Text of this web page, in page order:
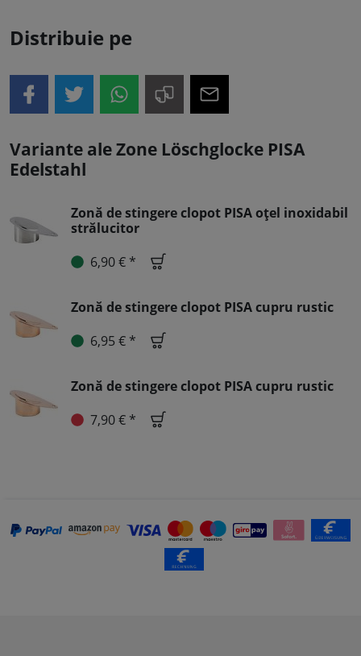
Distribuie pe
Variante ale Zone Löschglocke PISA
Edelstahl
Zonă de stingere clopot PISA oțel inoxidabil
strălucitor
6,90 € *
Zonă de stingere clopot PISA cupru rustic
6,95 € *
Zonă de stingere clopot PISA cupru rustic
7,90 € *